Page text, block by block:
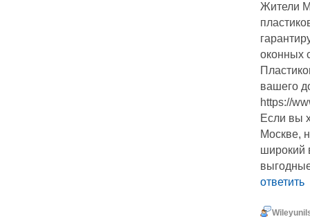
Жители
оконных
вашего
https://
Если вы
Москве,
широкий
ответить